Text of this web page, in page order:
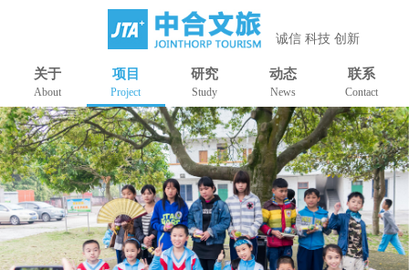
诚信 科技 创新
关于
About
项目
Project
研究
Study
动态
News
联系
Contact